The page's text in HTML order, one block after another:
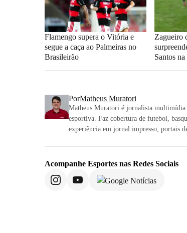
Flamengo supera o Vitória e
segue a caça ao Palmeiras no
Brasileirão
Zagueiro
Santos
PorMatheus Muratori
Matheus Muratori é jornalista multimídia
esportiva. Faz cobertura de futebol,
experiência em jornal impresso, portais
Acompanhe Esportes nas Redes Sociais